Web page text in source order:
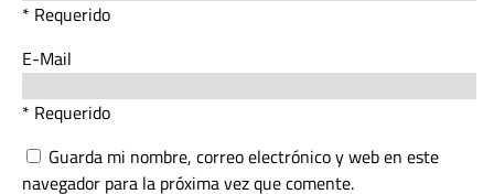
* Requerido
E-Mail
* Requerido
Guarda mi nombre, correo electrónico y web en este
navegador para la próxima vez que comente.